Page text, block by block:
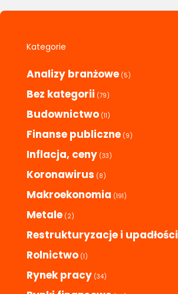
Kategorie
Analizy branżowe (5)
Bez kategorii (79)
Budownictwo (11)
Finanse publiczne (9)
Inflacja, ceny (33)
Koronawirus (8)
Makroekonomia (191)
Metale (2)
Restrukturyzacje i upadłości
Rolnictwo (1)
Rynek pracy (34)